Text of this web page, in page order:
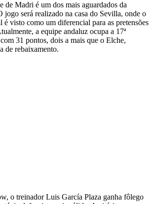
de Madri é um dos mais aguardados da
jogo será realizado na casa do Sevilla, onde o
é visto como um diferencial para as pretensões
a equipe andaluz ocupa a 17ª
31 pontos, dois a mais que o Elche,
de rebaixamento.
o treinador Luis García Plaza ganha fôlego